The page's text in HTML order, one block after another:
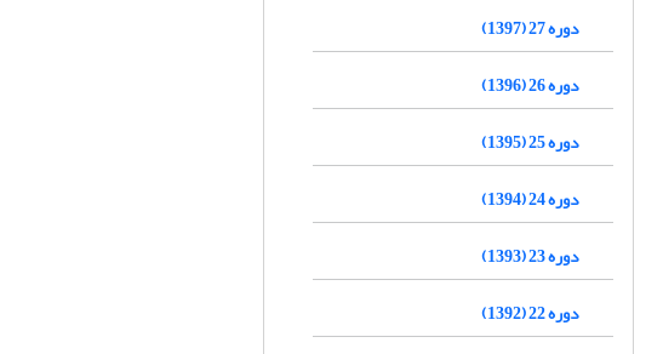
دوره 27 (1397)
دوره 26 (1396)
دوره 25 (1395)
دوره 24 (1394)
دوره 23 (1393)
دوره 22 (1392)